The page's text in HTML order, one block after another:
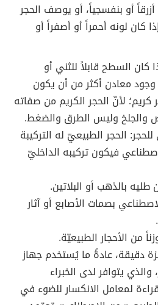
أو بنفسجياً، أو يوصف الحجر
كان لونه أحمراً أو أصفراً أو
السطح قابلاً للثني أو
معادن أكثر من أن يكون
كريم؛ لأنّ الحجر الكريم من صفاته
والجلخ وليس الطرق والضغط.
الحجر الطبيعيّ له التركيبة
فيكون تركيبه الداخليّ
بالذهب أو البلاتين.
بصمات الأصابع أو آثار
من الأحجار الطبيعيّة.
دقيقة، عادةً ما يُستخدم جهاز
يتوافر لدى الخبراء
لمعامل الانكسار للضوء في